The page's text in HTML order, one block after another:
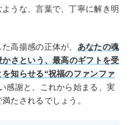
うな、言葉で、丁寧に解き明
高揚感の正体が、 あなたの魂
さという、最高のギフトを受
知らせる“祝福のファンファ
感謝と、これから始まる、実
たされるでしょう。